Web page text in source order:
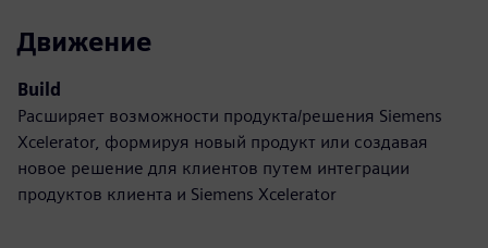
Движение
Build
Расширяет возможности продукта/решения Siemens
Xcelerator, формируя новый продукт или создавая
новое решение для клиентов путем интеграции
продуктов клиента и Siemens Xcelerator